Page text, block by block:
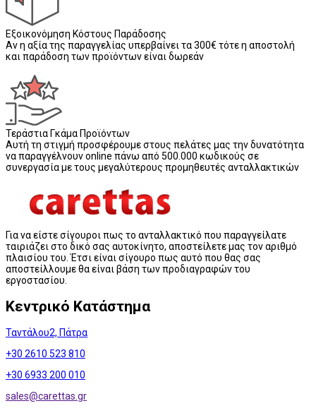
Εξοικονόμηση Κόστους Παράδοσης
Αν η αξία της παραγγελίας υπερβαίνει τα 300€ τότε η αποστολή
και παράδοση των προϊόντων είναι δωρεάν
Τεράστια Γκάμα Προϊόντων
Αυτή τη στιγμή προσφέρουμε στους πελάτες μας την δυνατότητα
να παραγγέλνουν online πάνω από 500.000 κωδικούς σε
συνεργασία με τους μεγαλύτερους προμηθευτές ανταλλακτικών
Για να είστε σίγουροι πως το ανταλλακτικό που παραγγείλατε
ταιριάζει στο δικό σας αυτοκίνητο, αποστείλετε μας τον αριθμό
πλαισίου του. Έτσι είναι σίγουρο πως αυτό που θας σας
αποστείλλουμε θα είναι βάση των προδιαγραφών του
εργοστασίου.
Κεντρικό Κατάστημα
Ταντάλου2, Πάτρα
+30 2610 523 810
+30 6933 200 010
sales@carettas.gr